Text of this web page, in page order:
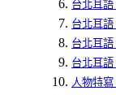
台北耳語
台北耳語
台北耳語
台北耳語
人物特寫